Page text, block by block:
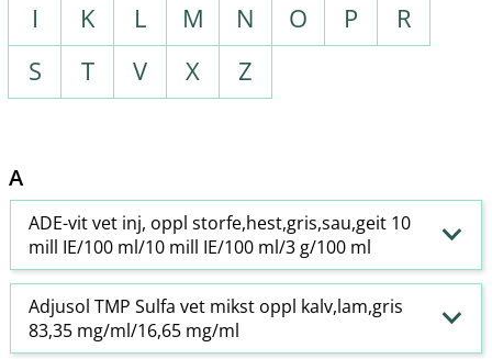
I
K L M N O P
R
S
T V X Z
A
ADE-vit vet inj, oppl storfe,hest,gris,sau,geit 10
mill IE/100 ml/10 mill IE/100 ml/3 g/100 ml
Adjusol TMP Sulfa vet mikst oppl kalv,lam,gris
83,35 mg/ml/16,65 mg/ml